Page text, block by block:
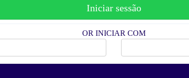
OR INICIAR COM